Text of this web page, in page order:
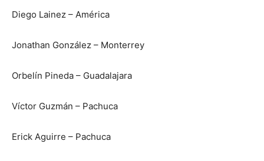
Diego Lainez – América
Jonathan González – Monterrey
Orbelín Pineda – Guadalajara
Víctor Guzmán – Pachuca
Erick Aguirre – Pachuca